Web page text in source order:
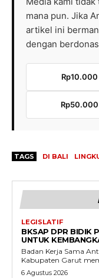
mana pun. Jika
artikel ini
dengan
Rp10.000
Rp50.000
TAGS DI BALI
LEGISLATIF
BKSAP DPR BIDIK
UNTUK
Badan Kerja Sama
Kabupaten Garut
6 Agustus 2026